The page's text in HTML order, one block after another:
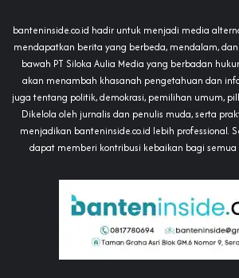
banteninside.co.id hadir untuk menjadi media
mendapatkan berita yang berbeda, mendalam,
bawah PT Siloka Aulia Media yang berbadan
akan menambah khasanah pengetahuan dan
juga tentang politik, demokrasi, pemilihan umum,
Dikelola oleh jurnalis dan penulis muda, serta
menjadikan banteninside.co.id lebih professional.
dapat memberi kontribusi kebaikan bagi